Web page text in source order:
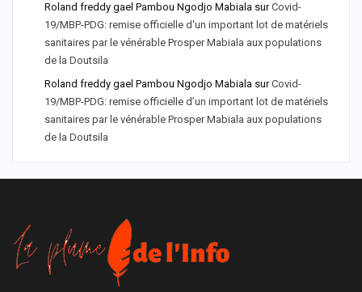
Roland freddy gael Pambou Ngodjo Mabiala surCovid-
19/MBP-PDG: remise officielle d'un important lot de matériels
sanitaires par le vénérable Prosper Mabiala aux populations
de la Doutsila
Roland freddy gael Pambou Ngodjo Mabiala surCovid-
19/MBP-PDG: remise officielle d’un important lot de matériels
sanitaires par le vénérable Prosper Mabiala aux populations
de la Doutsila